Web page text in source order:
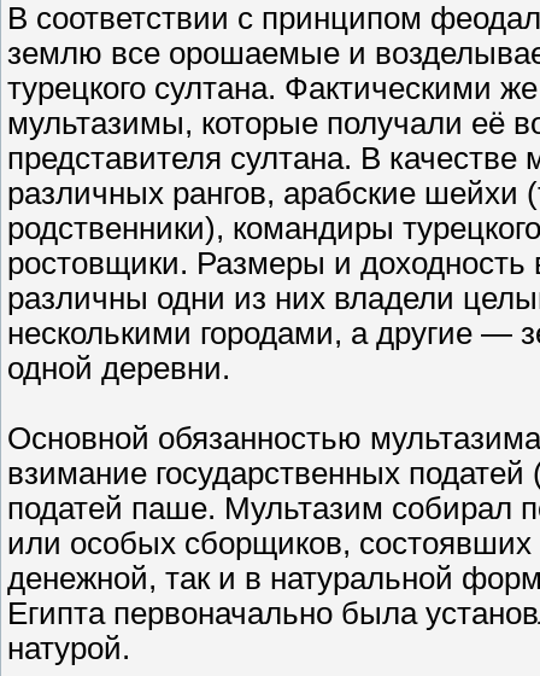
В соответствии с принципом
землю все орошаемые и
турецкого султана.
мультазимы, которые получали её
представителя султана. В
различных рангов, арабские шейхи
родственники), командиры
ростовщики. Размеры и
различны одни из них владели
несколькими городами, а другие
одной деревни.
Основной обязанностью
взимание государственных
податей паше. Мультазим собирал
или особых сборщиков, состоявших
денежной, так и в натуральной
Египта первоначально была
натурой.